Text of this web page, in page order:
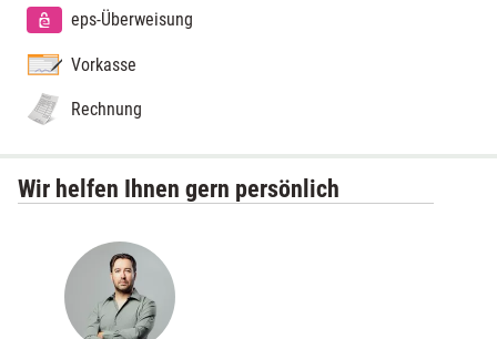
eps-Überweisung
Vorkasse
Rechnung
Wir helfen Ihnen gern persönlich